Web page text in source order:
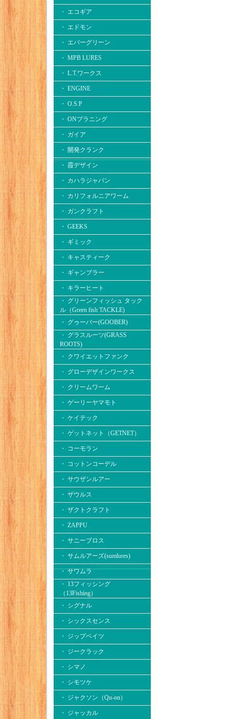
・ エコギア
・ エドモン
・ エバーグリーン
・ MPB LURES
・ L.T.ワークス
・ ENGINE
・ O.S.P
・ ONプラニング
・ ガイア
・ 開発クランク
・ 霞デザイン
・ カハラジャパン
・ カリフォルニアワーム
・ ガンクラフト
・ GEEKS
・ ギミック
・ キャスティーク
・ ギャンブラー
・ キラーヒート
・ グリーンフィッシュ タック
ル（Green fish TACKLE)
・ グゥーバー(GOOBER)
・ グラスルーツ(GRASS
ROOTS)
・ クワイエットファンク
・ グローデザインワークス
・ クリームワーム
・ ゲーリーヤマモト
・ ケイテック
・ ゲットネット（GETNET）
・ コーモラン
・ コットンコーデル
・ サウザンルアー
・ ザウルス
・ ザクトクラフト
・ ZAPPU
・ サニーブロス
・ サムルアーズ(sumlures)
・ サワムラ
・ 13フィッシング
（13Fishing）
・ シグナル
・ シックスセンス
・ ジップベイツ
・ ジークラック
・ シマノ
・ シモツケ
・ ジャクソン（Qu-on）
・ ジャッカル